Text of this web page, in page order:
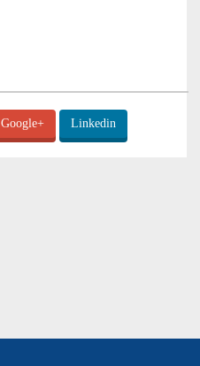
Google+ Linkedin